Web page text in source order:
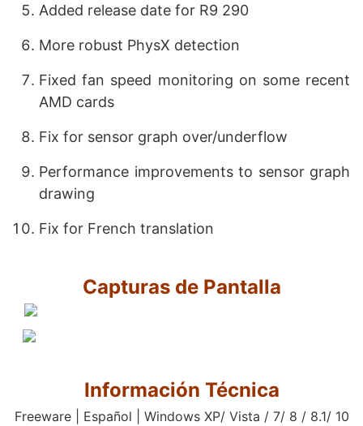
Added release date for R9 290
More robust PhysX detection
Fixed fan speed monitoring on some recent
AMD cards
Fix for sensor graph over/underflow
Performance improvements to sensor graph
drawing
Fix for French translation
Capturas de Pantalla
Información Técnica
Freeware | Español | Windows XP/ Vista / 7/ 8 / 8.1/ 10